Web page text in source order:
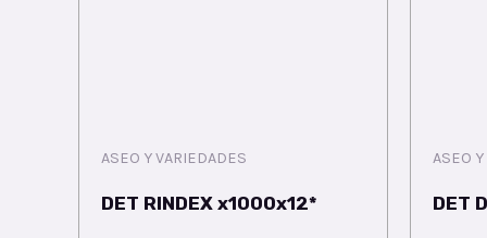
ASEO Y VARIEDADES
DET RINDEX x1000x12*
ASEO
DET